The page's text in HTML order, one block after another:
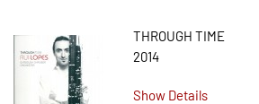
THROUGH TIME
2014
Show Details